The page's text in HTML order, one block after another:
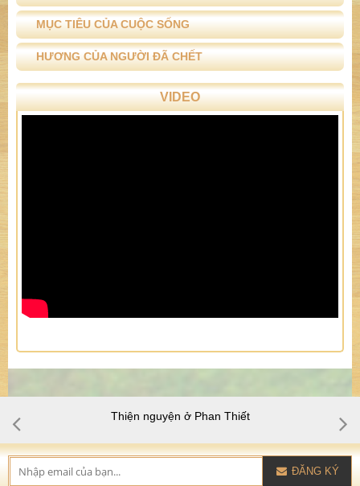
MỤC TIÊU CỦA CUỘC SỐNG
HƯƠNG CỦA NGƯỜI ĐÃ CHẾT
VIDEO
Thiện nguyện ở Phan Thiết
ĐĂNG KÝ